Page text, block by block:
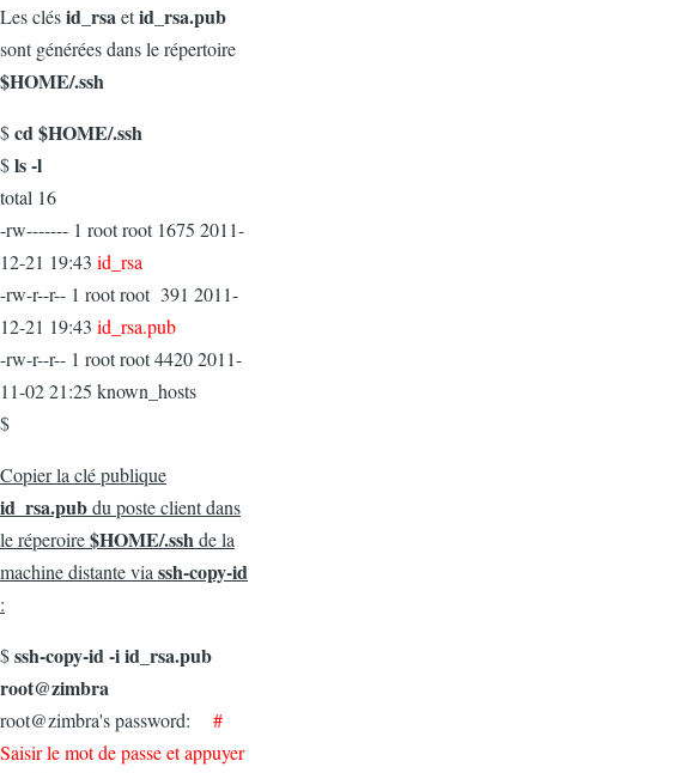
Les clésid_rsaetid_rsa.pub
sont générées dans le répertoire
$HOME/.ssh
$cd $HOME/.ssh
$ls -l
total 16
-rw------- 1 root root 1675 2011-
12-21 19:43 id_rsa
-rw-r--r-- 1 root root 391 2011-
12-21 19:43 id_rsa.pub
-rw-r--r-- 1 root root 4420 2011-
11-02 21:25 known_hosts
$
Copier la clé publique
id_rsa.pubdu poste client dans
le réperoire$HOME/.sshde la
machine distante via ssh-copy-id
:
$ssh-copy-id -i id_rsa.pub
root@zimbra
root@zimbra's password: #
Saisir le mot de passe et appuyer